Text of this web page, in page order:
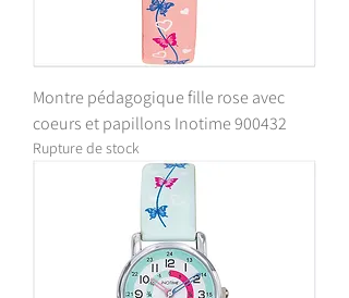
Montre pédagogique fille rose avec
coeurs et papillons Inotime 900432
Rupture de stock